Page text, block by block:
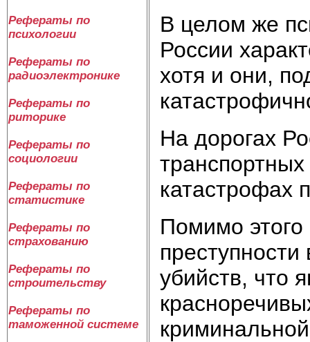
Рефераты по
психологии
Рефераты по
радиоэлектронике
Рефераты по
риторике
Рефераты по
социологии
Рефераты по
статистике
Рефераты по
страхованию
Рефераты по
строительству
Рефераты по
таможенной системе
В целом же
России
хотя и они,
На дорогах
катастрофах
Помимо этого
убийств, что